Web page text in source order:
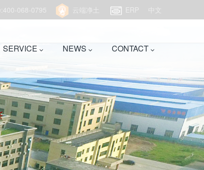
068-0795 云端净土 ERP 中文
SERVICE NEWS CONTACT